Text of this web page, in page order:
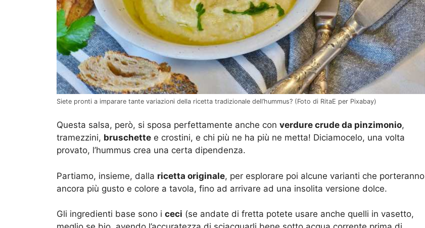
Siete pronti a imparare tante variazioni della ricetta tradizionale dell’hummus? (Foto di RitaE per Pixabay)
Questa salsa, però, si sposa perfettamente anche con verdure crude da pinzimonio,
tramezzini, bruschette e crostini, e chi più ne ha più ne metta! Diciamocelo, una volta
provato, l’hummus crea una certa dipendenza.
Partiamo, insieme, dalla ricetta originale, per esplorare poi alcune varianti che porteranno
ancora più gusto e colore a tavola, fino ad arrivare ad una insolita versione dolce.
Gli ingredienti base sono i ceci (se andate di fretta potete usare anche quelli in vasetto,